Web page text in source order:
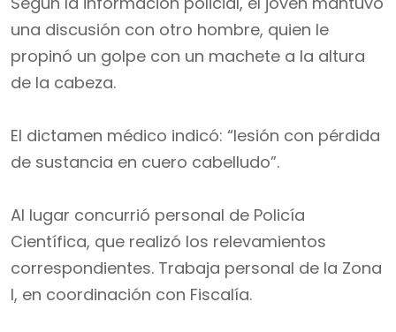
una discusión con otro hombre, quien le
propinó un golpe con un machete a la altura
de la cabeza.
El dictamen médico indicó: “lesión con pérdida
de sustancia en cuero cabelludo”.
Al lugar concurrió personal de Policía
Científica, que realizó los relevamientos
correspondientes. Trabaja personal de la Zona
I, en coordinación con Fiscalía.